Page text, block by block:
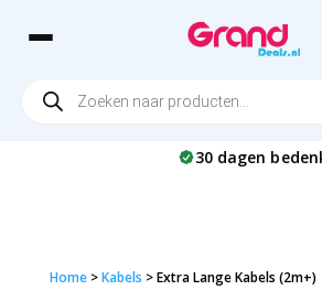
USB-C Snelladers
Samsung opladers
Aux & Audio Kabels
iPhone kabels - Snelladen
AirPods 1 & 2 Hoesjes
iPhone Screenprotectors
Lampen & Sfeerverlichting
Overige Gadgets
Vespa Tassen &
Opbergaccessoires
Elektrische Kerstmannen
zoeken
30 dagen
Home>Kabels >Extra Lange Kabels (2m+)